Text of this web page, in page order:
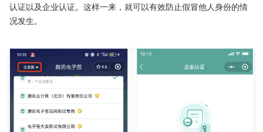
认证以及企业认证。这样一来，就可以有效防止假冒他人身份的情
况发生。